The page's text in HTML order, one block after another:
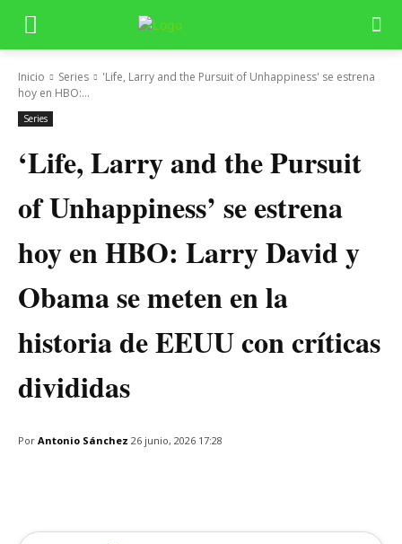
Inicio Series
'Life, Larry and the Pursuit of Unhappiness' se estrena
hoy en HBO:...
Series
‘Life, Larry and the Pursuit
of Unhappiness’ se estrena
hoy en HBO: Larry David y
Obama se meten en la
historia de EEUU con críticas
divididas
Por Antonio Sánchez 26 junio, 2026 17:28